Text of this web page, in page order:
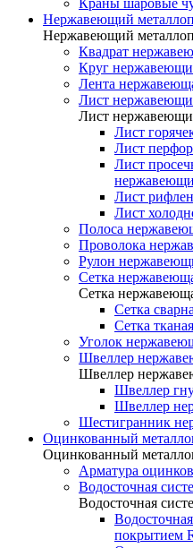
Краны шаровые
Нержавеющий
Нержавеющий
Квадрат
Круг
Лента
Лист
Лист
Лист
Лист
Лист
Лист
Лист
Полоса
Проволока
Рулон
Сетка
Сетка
Сетка
Сетка
Уголок
Швеллер
Швеллер
Швеллер
Швеллер
Шестигранник
Оцинкованный
Оцинкованный
Арматура
Водосточная
Водосточная
покрытием